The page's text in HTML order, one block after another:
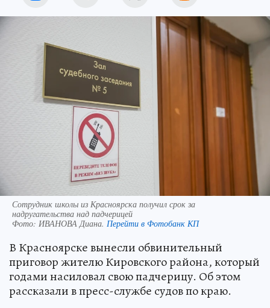
Сотрудник школы из Красноярска получил срок за
надругательства над падчерицей
Фото: ИВАНОВА Диана. Перейти в Фотобанк КП
В Красноярске вынесли обвинительный
приговор жителю Кировского района, который
годами насиловал свою падчерицу. Об этом
рассказали в пресс-службе судов по краю.